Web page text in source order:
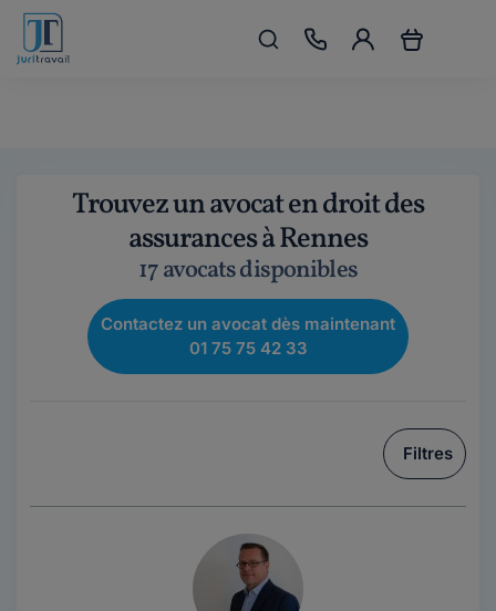
Trouvez un avocat en droit des
assurances à Rennes
17 avocats disponibles
Contactez un avocat dès maintenant
01 75 75 42 33
Filtres